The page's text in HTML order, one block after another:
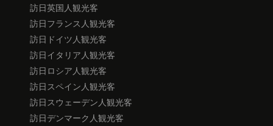
訪日英国人観光客
訪日フランス人観光客
訪日ドイツ人観光客
訪日イタリア人観光客
訪日ロシア人観光客
訪日スペイン人観光客
訪日スウェーデン人観光客
訪日デンマーク人観光客